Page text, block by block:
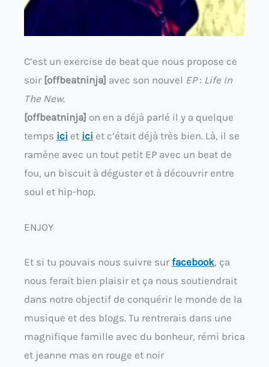
C’est un exercise de beat que nous propose ce
soir [offbeatninja] avec son nouvel EP: Life In
The New.
[offbeatninja] on en a déjà parlé il y a quelque
temps ici et ici et c’était déjà très bien. Là, il se
ramène avec un tout petit EP avec un beat de
fou, un biscuit à déguster et à découvrir entre
soul et hip-hop.
ENJOY
Et si tu pouvais nous suivre sur facebook, ça
nous ferait bien plaisir et ça nous soutiendrait
dans notre objectif de conquérir le monde de la
musique et des blogs. Tu rentrerais dans une
magnifique famille avec du bonheur, rémi brica
et jeanne mas en rouge et noir